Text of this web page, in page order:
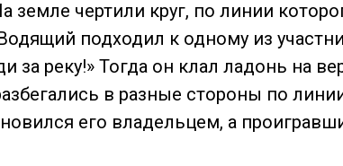
земле чертили круг, по линии
подходил к одному из
за реку!» Тогда он клал ладонь на
в разные стороны по
его владельцем, а